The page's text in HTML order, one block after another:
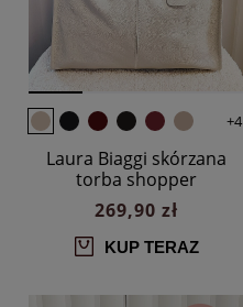
+4
Laura Biaggi skórzana
torba shopper
jasnobeżowa z
przeszyciem
269,90 zł
KUP TERAZ